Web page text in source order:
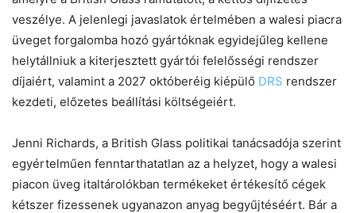
veszélye. A jelenlegi javaslatok értelmében a walesi piacra
üveget forgalomba hozó gyártóknak egyidejűleg kellene
helytállniuk a kiterjesztett gyártói felelősségi rendszer
díjaiért, valamint a 2027 októberéig kiépülő DRS rendszer
kezdeti, előzetes beállítási költségeiért.
Jenni Richards, a British Glass politikai tanácsadója szerint
egyértelműen fenntarthatatlan az a helyzet, hogy a walesi
piacon üveg italtárolókban termékeket értékesítő cégek
kétszer fizessenek ugyanazon anyag begyűjtéséért. Bár a